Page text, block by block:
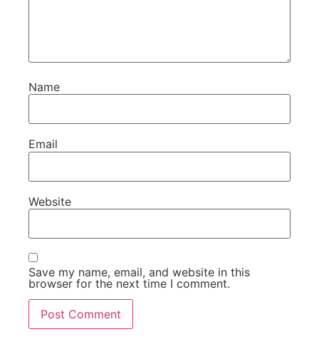
Name
Email
Website
Save my name, email, and website in this
browser for the next time I comment.